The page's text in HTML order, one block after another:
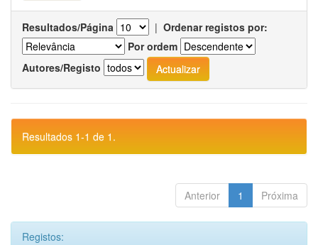
Resultados/Página | Ordenar registos por:
Por ordem
Autores/Registo
Resultados 1-1 de 1.
Anterior 1 Próxima
Registos: